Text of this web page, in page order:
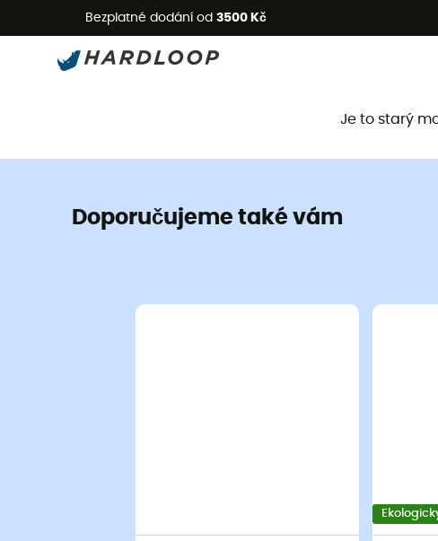
Bezplatné dodání od 3500 Kč Letní
Je to starý
Doporučujeme také vám